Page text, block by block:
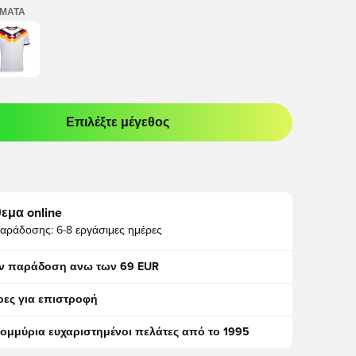
για να συνδεθείτε ή να εγγραφείτε ως μέλος
Επιλέξτε μέγεθος
online
6-8 εργάσιμες ημέρες
παράδοση ανω των 69 EUR
για επιστροφή
ευχαριστημένοι πελάτες από το 1995